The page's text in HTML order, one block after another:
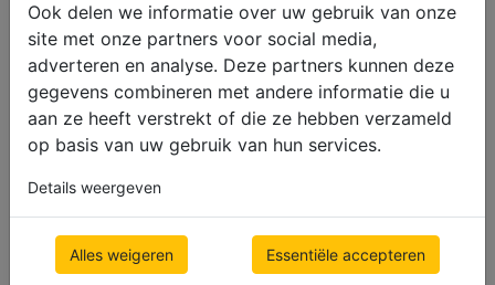
Ook delen we informatie over uw gebruik van onze
site met onze partners voor social media,
adverteren en analyse. Deze partners kunnen deze
gegevens combineren met andere informatie die u
aan ze heeft verstrekt of die ze hebben verzameld
op basis van uw gebruik van hun services.
Details weergeven
Alles weigeren Essentiële accepteren
JALOEZIEËN OP TOEPASSING
Jaloezieën voor de slaapkamer
Jaloezieën voor de woonkamer
Jaloezieën voor de keuken
Jaloezieën voor de badkamer
VERDUISTERENDE RAAMBEKLEDING
Verduisterende Rolgordijnen